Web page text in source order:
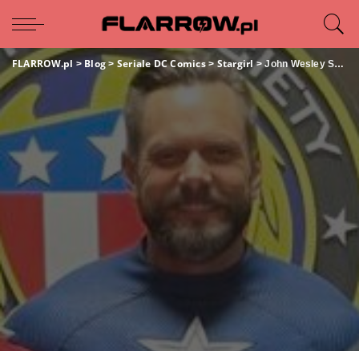
FLARROW.pl > Blog > Seriale DC Comics>Stargirl>John Wesley Shipp udostępnił zdjęcie starej ekipy JSA w serialu „Stargirl”. Wielki powrót Jaya Garricka!